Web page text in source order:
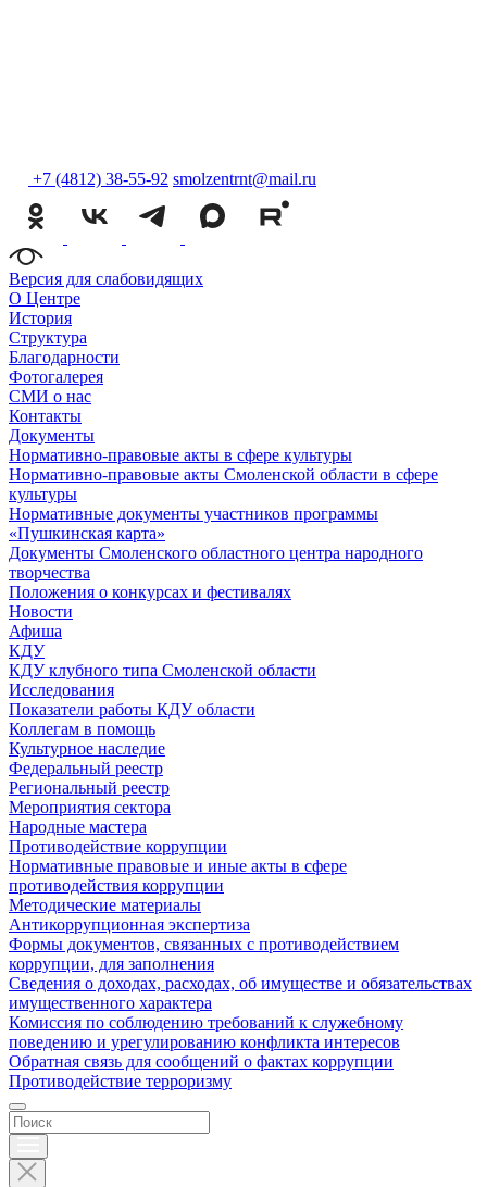
+7 (4812) 38-55-92 smolzentrnt@mail.ru
Версия для слабовидящих
О Центре
История
Структура
Благодарности
Фотогалерея
СМИ о нас
Контакты
Документы
Нормативно-правовые акты в сфере культуры
Нормативно-правовые акты Смоленской области в сфере
культуры
Нормативные документы участников программы
«Пушкинская карта»
Документы Смоленского областного центра народного
творчества
Положения о конкурсах и фестивалях
Новости
Афиша
КДУ
КДУ клубного типа Смоленской области
Исследования
Показатели работы КДУ области
Коллегам в помощь
Культурное наследие
Федеральный реестр
Региональный реестр
Мероприятия сектора
Народные мастера
Противодействие коррупции
Нормативные правовые и иные акты в сфере
противодействия коррупции
Методические материалы
Антикоррупционная экспертиза
Формы документов, связанных с противодействием
коррупции, для заполнения
Сведения о доходах, расходах, об имуществе и обязательствах
имущественного характера
Комиссия по соблюдению требований к служебному
поведению и урегулированию конфликта интересов
Обратная связь для сообщений о фактах коррупции
Противодействие терроризму